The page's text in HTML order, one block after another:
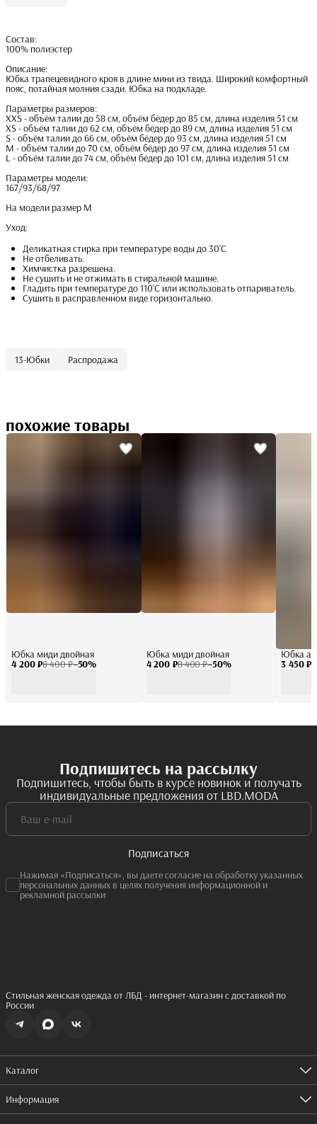
Состав:
100% полиэстер
Описание:
Юбка трапецевидного кроя в длине мини из твида. Широкий комфортный
пояс, потайная молния сзади. Юбка на подкладе.
Параметры размеров:
XXS - объём талии до 58 см, объём бёдер до 85 см, длина изделия 51 см
XS - объём талии до 62 см, объём бёдер до 89 см, длина изделия 51 см
S - объём талии до 66 см, объём бёдер до 93 см, длина изделия 51 см
M - объём талии до 70 см, объём бёдер до 97 см, длина изделия 51 см
L - объём талии до 74 см, объём бёдер до 101 см, длина изделия 51 см
Параметры модели:
167/93/68/97
На модели размер M
Уход:
Деликатная стирка при температуре воды до 30'С
Не отбеливать.
Химчистка разрешена.
Не сушить и не отжимать в стиральной машине.
Гладить при температуре до 110'С или использовать отпариватель.
Сушить в расправленном виде горизонтально.
13-Юбки Распродажа
похожие товары
4 200 ₽8 400 ₽−50%
Юбка миди двойная
4 200 ₽8 400 ₽−50%
Юбка миди двойная
3 450 ₽
Юбка
Подпишитесь на рассылку
Подпишитесь, чтобы быть в курсе новинок и получать
индивидуальные предложения от LBD.MODA
Подписаться
Нажимая «Подписаться», вы даете согласие на обработку указанных
персональных данных в целях получения информационной и
рекламной рассылки
Стильная женская одежда от ЛБД - интернет-магазин с доставкой по
России
Каталог
Одежда
Обувь
Аксессуары
Информация
Оплата